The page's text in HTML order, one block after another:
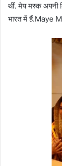
थीं. मेय मस्क अपनी
भारत में हैं.Maye